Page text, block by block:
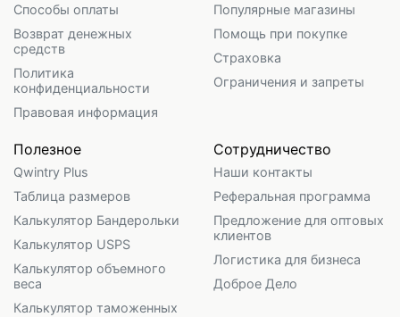
Способы оплаты
Возврат денежных
средств
Политика
конфиденциальности
Правовая информация
Популярные магазины
Помощь при покупке
Страховка
Ограничения и запреты
Полезное
Qwintry Plus
Таблица размеров
Калькулятор Бандерольки
Калькулятор USPS
Калькулятор объемного
веса
Калькулятор таможенных
Сотрудничество
Наши контакты
Реферальная программа
Предложение для оптовых
клиентов
Логистика для бизнеса
Доброе Дело